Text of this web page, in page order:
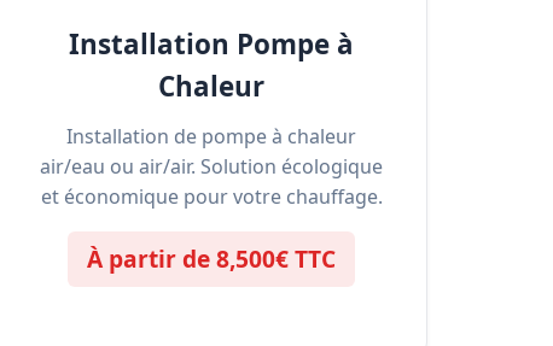
Installation Pompe à
Chaleur
Installation de pompe à chaleur
air/eau ou air/air. Solution écologique
et économique pour votre chauffage.
À partir de 8,500€ TTC